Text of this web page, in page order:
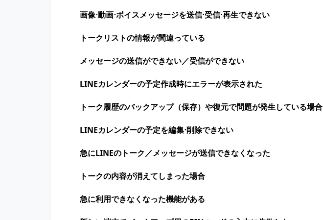
画像⋅動画⋅ボイスメッセージを送信⋅受信⋅再生できない
トークリストの情報が間違っている
メッセージの送信ができない／受信ができない
LINEカレンダーの予定作成時にエラーが表示された
トーク履歴のバックアップ（保存）や復元で問題が発生している場合
LINEカレンダーの予定を編集⋅削除できない
急にLINEのトーク／メッセージが送信できなくなった
トークの内容が消えてしまった場合
急に利用できなくなった機能がある